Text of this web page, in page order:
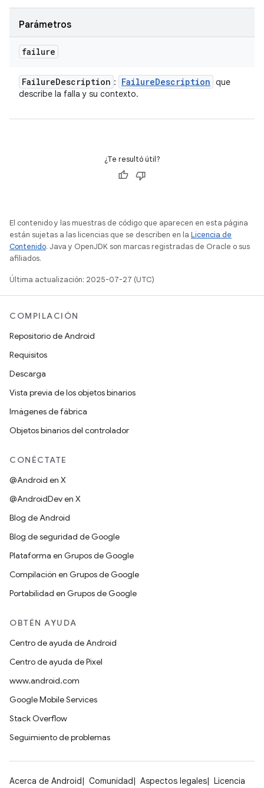
Parámetros
failure
FailureDescription : FailureDescription que
describe la falla y su contexto.
¿Te resultó útil?
El contenido y las muestras de código que aparecen en esta página
están sujetas a las licencias que se describen en la Licencia de
Contenido. Java y OpenJDK son marcas registradas de Oracle o sus
afiliados.
Última actualización: 2025-07-27 (UTC)
COMPILACIÓN
Repositorio de Android
Requisitos
Descarga
Vista previa de los objetos binarios
Imágenes de fábrica
Objetos binarios del controlador
CONÉCTATE
@Android en X
@AndroidDev en X
Blog de Android
Blog de seguridad de Google
Plataforma en Grupos de Google
Compilación en Grupos de Google
Portabilidad en Grupos de Google
OBTÉN AYUDA
Centro de ayuda de Android
Centro de ayuda de Pixel
www.android.com
Google Mobile Services
Stack Overflow
Seguimiento de problemas
Acerca de Android Comunidad Aspectos legales
Licencia